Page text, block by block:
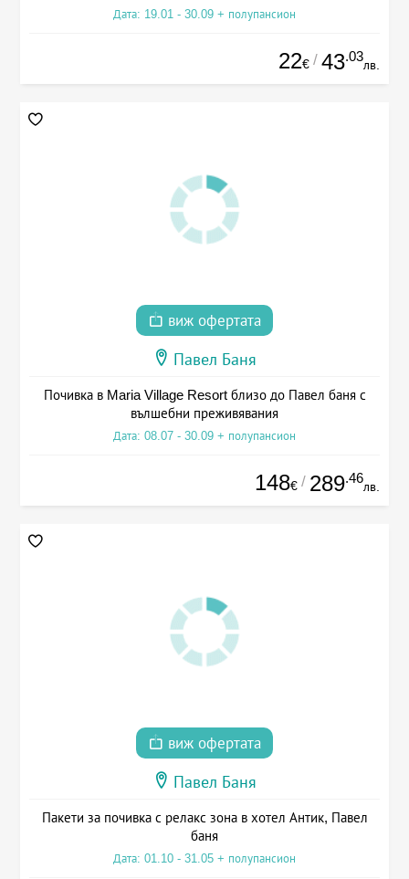
Дата: 19.01 - 30.09 + полупансион
22€ / 43.03
лв.
виж офертата
Павел Баня
Почивка в Maria Village Resort близо до Павел баня с
вълшебни преживявания
Дата: 08.07 - 30.09 + полупансион
148€ / 289.46
лв.
виж офертата
Павел Баня
Пакети за почивка с релакс зона в хотел Антик, Павел
баня
Дата: 01.10 - 31.05 + полупансион